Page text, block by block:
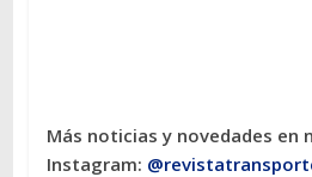
Más noticias y novedades en
Instagram: